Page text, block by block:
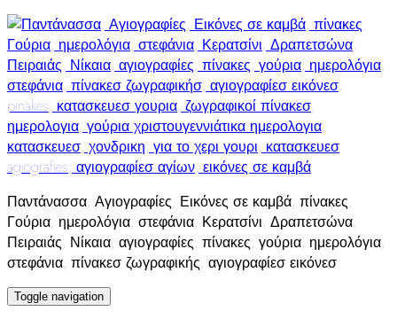
Skip
to
content
Παντάνασσα, Αγιογραφίες, Εικόνες σε καμβά, πίνακες,
Γούρια, ημερολόγια, στεφάνια, Κερατσίνι, Δραπετσώνα,
Πειραιάς, Νίκαια, αγιογραφίες, πίνακες, γούρια, ημερολόγια,
στεφάνια, πίνακεσ ζωγραφικής, αγιογραφίεσ εικόνεσ
Toggle navigation